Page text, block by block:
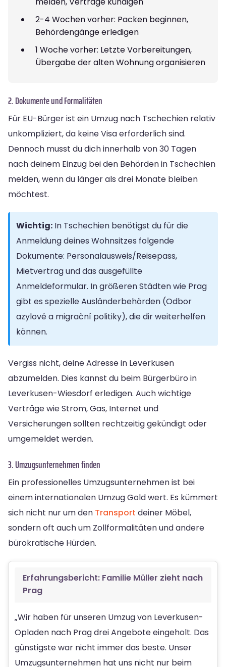
2-4 Wochen vorher: Packen beginnen,
Behördengänge erledigen
1 Woche vorher: Letzte Vorbereitungen,
Übergabe der alten Wohnung organisieren
2. Dokumente und Formalitäten
Für EU-Bürger ist ein Umzug nach Tschechien relativ
unkompliziert, da keine Visa erforderlich sind.
Dennoch musst du dich innerhalb von 30 Tagen
nach deinem Einzug bei den Behörden in Tschechien
melden, wenn du länger als drei Monate bleiben
möchtest.
Wichtig: In Tschechien benötigst du für die
Anmeldung deines Wohnsitzes folgende
Dokumente: Personalausweis/Reisepass,
Mietvertrag und das ausgefüllte
Anmeldeformular. In größeren Städten wie Prag
gibt es spezielle Ausländerbehörden (Odbor
azylové a migrační politiky), die dir weiterhelfen
können.
Vergiss nicht, deine Adresse in Leverkusen
abzumelden. Dies kannst du beim Bürgerbüro in
Leverkusen-Wiesdorf erledigen. Auch wichtige
Verträge wie Strom, Gas, Internet und
Versicherungen sollten rechtzeitig gekündigt oder
umgemeldet werden.
3. Umzugsunternehmen finden
Ein professionelles Umzugsunternehmen ist bei
einem internationalen Umzug Gold wert. Es kümmert
sich nicht nur um den Transport deiner Möbel,
sondern oft auch um Zollformalitäten und andere
bürokratische Hürden.
Erfahrungsbericht: Familie Müller zieht nach
Prag
„Wir haben für unseren Umzug von Leverkusen-
Opladen nach Prag drei Angebote eingeholt. Das
günstigste war nicht immer das beste. Unser
Umzugsunternehmen hat uns nicht nur beim